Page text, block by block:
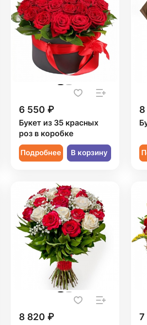
6 550 ₽
Букет из 35 красных
роз в коробке
Подробнее В корзину
8 820 ₽